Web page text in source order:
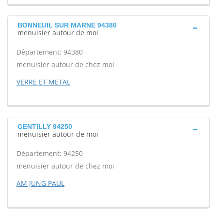
BONNEUIL SUR MARNE 94380
menuisier autour de moi
Département: 94380
menuisier autour de chez moi
VERRE ET METAL
GENTILLY 94250
menuisier autour de moi
Département: 94250
menuisier autour de chez moi
AM JUNG PAUL